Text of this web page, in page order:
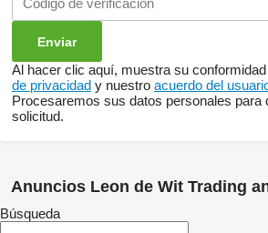
Al hacer clic aquí, muestra su
de privacidad y nuestro acuerdo del
Procesaremos sus datos personales para
solicitud.
Anuncios Leon de Wit Trading
Búsqueda